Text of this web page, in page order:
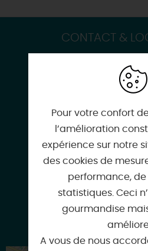
CONTACT &
264 Rue de la
45200
02 38 85
Pour votre confort
l’amélioration
expérience sur notre
des cookies de
performance,
statistiques. Ceci
gourmandise
A vous de nous